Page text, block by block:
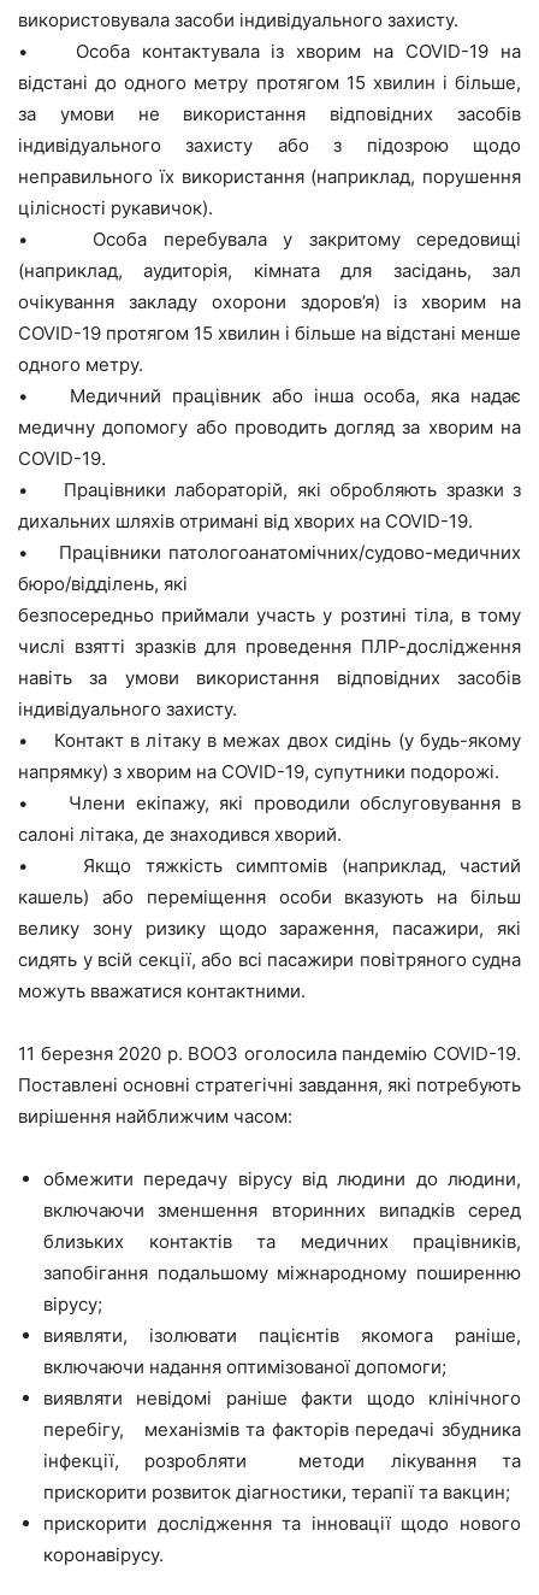
використовувала засоби індивідуального захисту.
• Особа контактувала із хворим на COVID-19 на
відстані до одного метру протягом 15 хвилин і більше,
за умови не використання відповідних засобів
індивідуального захисту або з підозрою щодо
неправильного їх використання (наприклад, порушення
цілісності рукавичок).
• Особа перебувала у закритому середовищі
(наприклад, аудиторія, кімната для засідань, зал
очікування закладу охорони здоров’я) із хворим на
COVID-19 протягом 15 хвилин і більше на відстані менше
одного метру.
• Медичний працівник або інша особа, яка надає
медичну допомогу або проводить догляд за хворим на
COVID-19.
• Працівники лабораторій, які обробляють зразки з
дихальних шляхів отримані від хворих на COVID-19.
• Працівники патологоанатомічних/судово-медичних
бюро/відділень, які
безпосередньо приймали участь у розтині тіла, в тому
числі взятті зразків для проведення ПЛР-дослідження
навіть за умови використання відповідних засобів
індивідуального захисту.
• Контакт в літаку в межах двох сидінь (у будь-якому
напрямку) з хворим на COVID-19, супутники подорожі.
• Члени екіпажу, які проводили обслуговування в
салоні літака, де знаходився хворий.
• Якщо тяжкість симптомів (наприклад, частий
кашель) або переміщення особи вказують на більш
велику зону ризику щодо зараження, пасажири, які
сидять у всій секції, або всі пасажири повітряного судна
можуть вважатися контактними.
11 березня 2020 р. ВООЗ оголосила пандемію COVID-19.
Поставлені основні стратегічні завдання, які потребують
вирішення найближчим часом:
обмежити передачу вірусу від людини до людини,
включаючи зменшення вторинних випадків серед
близьких контактів та медичних працівників,
запобігання подальшому міжнародному поширенню
вірусу;
виявляти, ізолювати пацієнтів якомога раніше,
включаючи надання оптимізованої допомоги;
виявляти невідомі раніше факти щодо клінічного
перебігу, механізмів та факторів передачі збудника
інфекції, розробляти методи лікування та
прискорити розвиток діагностики, терапії та вакцин;
прискорити дослідження та інновації щодо нового
коронавірусу.